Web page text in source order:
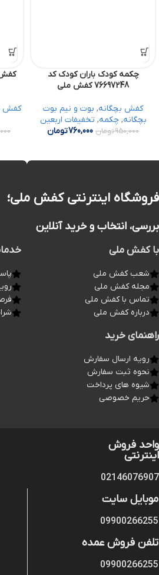
چکمه کودک باران کودک کد
76697248 کفش ملی
کفش بچگانه, بوت و نیم بوت
بچگانه,چکمه, تخفیفات اربعین
950,000تومان 760,000تومان
کفش
کفش
فروشگاه اینترنتی کفش ملی؛
بررسی، انتخاب و خرید آنلاین
با کفش ملی
شعب کفش ملی
مجله کفش ملی
تماس با کفش ملی
درباره کفش ملی
راهنمای خرید
رویه ارسال سفارش
نحوه ثبت سفارش
شیوه های پرداخت
حریم خصوصی
واحد فروش
اینترنتی
02146076907
موبایل سایت
09900266255
تلفن فروش عمده
09900266255